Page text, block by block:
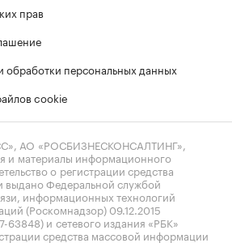
прав
обработки персональных данных
cookie
АО «РОСБИЗНЕСКОНСАЛТИНГ»,
и материалы информационного
о регистрации средства
Федеральной службой
информационных технологий
(Роскомнадзор) 09.12.2015
и сетевого издания «РБК»
средства массовой информации